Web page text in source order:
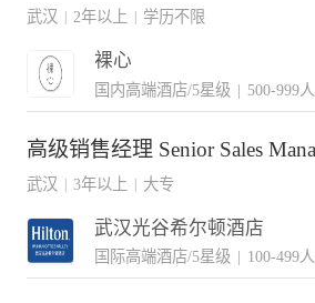
武汉 2年以上 学历不限
裸心
国内高端酒店/5星级 | 500-999人
武汉 | 3年以上 | 大专
武汉光谷希尔顿酒店
国际高端酒店/5星级 | 100-499人